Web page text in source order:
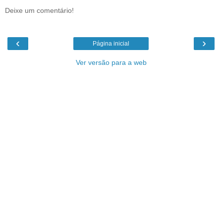
Deixe um comentário!
‹ ›
Página inicial
Ver versão para a web